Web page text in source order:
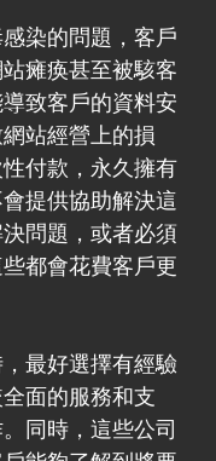
染的問題，客戶
瘫痪甚至被駭客
致客戶的資料安
站經營上的損
付款，永久擁有
提供協助解決這
問題，或者必須
都會花費客戶更
最好選擇有經驗
面的服務和支
同時，這些公司